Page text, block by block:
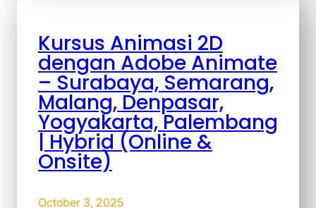
Kursus Animasi 2D
dengan Adobe Animate
– Surabaya, Semarang,
Malang, Denpasar,
Yogyakarta, Palembang
| Hybrid (Online &
Onsite)
October 3, 2025